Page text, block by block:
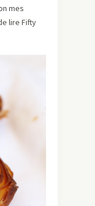
mes
lire Fifty